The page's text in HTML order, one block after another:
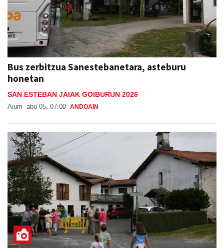
Bus zerbitzua Sanestebanetara, asteburu
honetan
SAN ESTEBAN JAIAK GOIBURUN 2026
Aiurri abu 05, 07:00 ANDOAIN